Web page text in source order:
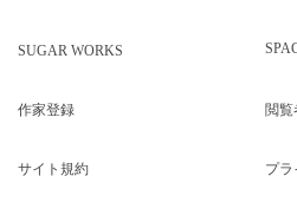
SUGAR WORKS
作家登録 閲覧
サイト規約 プラ